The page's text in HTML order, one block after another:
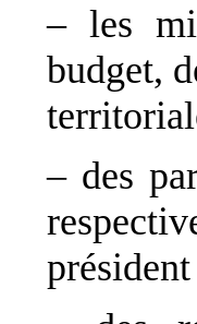
– les
budget,
– des